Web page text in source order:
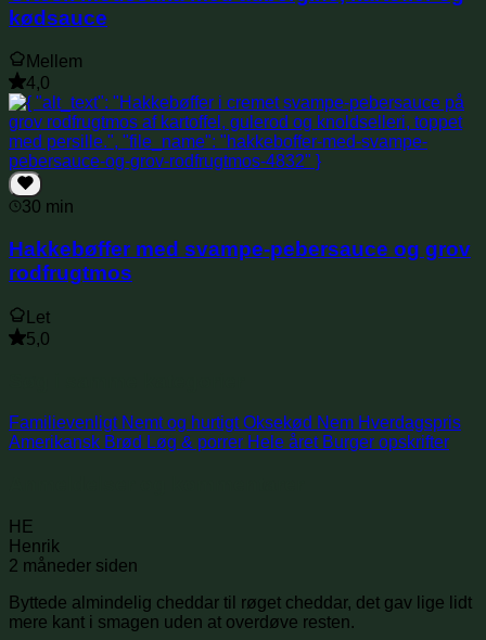
kødsauce
Mellem
4,0
30 min
Hakkebøffer med svampe-pebersauce og grov
rodfrugtmos
Let
5,0
Familievenligt Nemt og hurtigt Oksekød Nem Hverdagspris
Amerikansk Brød Løg & porrer Hele året Burger opskrifter
HE
Henrik
2 måneder siden
Byttede almindelig cheddar til røget cheddar, det gav lige lidt
mere kant i smagen uden at overdøve resten.